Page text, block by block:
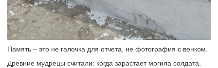
Память – это не галочка для отчета, не фотография с венком.
Древние мудрецы считали: когда зарастает могила солдата,